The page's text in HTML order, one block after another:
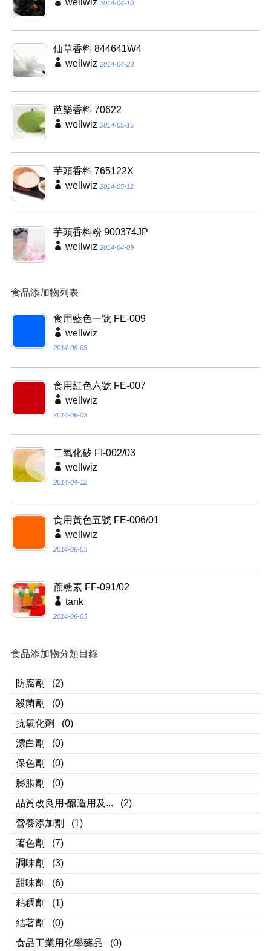
wellwiz 2014-04-10
仙草香料 844641W4
wellwiz 2014-04-23
芭樂香料 70622
wellwiz 2014-05-15
芋頭香料 765122X
wellwiz 2014-05-12
芋頭香料粉 900374JP
wellwiz 2014-04-09
食品添加物列表
食用藍色一號 FE-009
wellwiz
2014-06-03
食用紅色六號 FE-007
wellwiz
2014-06-03
二氧化矽 FI-002/03
wellwiz
2014-04-12
食用黃色五號 FE-006/01
wellwiz
2014-06-03
蔗糖素 FF-091/02
tank
2014-06-03
食品添加物分類目錄
防腐劑
(2)
殺菌劑
(0)
抗氧化劑
(0)
漂白劑
(0)
保色劑
(0)
膨脹劑
(0)
品質改良用-釀造用及...
(2)
營養添加劑
(1)
著色劑
(7)
調味劑
(3)
甜味劑
(6)
粘稠劑
(1)
結著劑
(0)
食品工業用化學藥品
(0)